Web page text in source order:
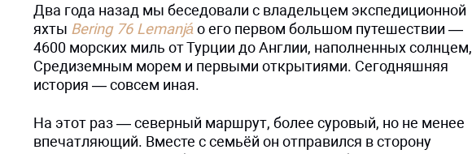
Два года назад мы беседовали с владельцем экспедиционной
яхты Bering 76 Lemanjá о его первом большом путешествии —
4600 морских миль от Турции до Англии, наполненных солнцем,
Средиземным морем и первыми открытиями. Сегодняшняя
история — совсем иная.
На этот раз — северный маршрут, более суровый, но не менее
впечатляющий. Вместе с семьёй он отправился в сторону